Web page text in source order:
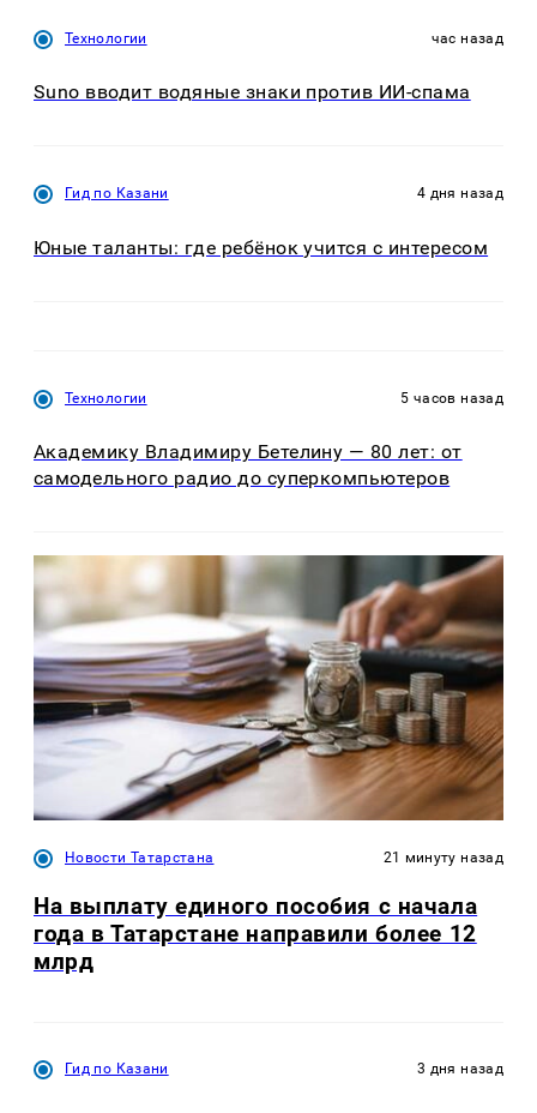
Технологии час назад
Suno вводит водяные знаки против ИИ-спама
Гид по Казани 4 дня назад
Юные таланты: где ребёнок учится с интересом
Технологии 5 часов назад
Академику Владимиру Бетелину — 80 лет: от
самодельного радио до суперкомпьютеров
Новости Татарстана 21 минуту назад
На выплату единого пособия с начала
года в Татарстане направили более 12
млрд
Гид по Казани 3 дня назад